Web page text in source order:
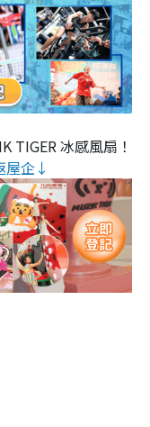
TIGER 冰感風扇！
屋企↓